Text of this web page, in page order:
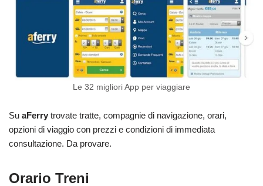
Le 32 migliori App per viaggiare
Su aFerry trovate tratte, compagnie di navigazione, orari,
opzioni di viaggio con prezzi e condizioni di immediata
consultazione. Da provare.
Orario Treni